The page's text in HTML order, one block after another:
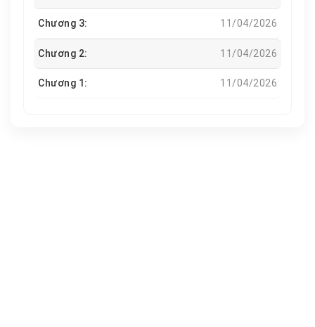
Chương 3: 11/04/2026
Chương 2: 11/04/2026
Chương 1: 11/04/2026